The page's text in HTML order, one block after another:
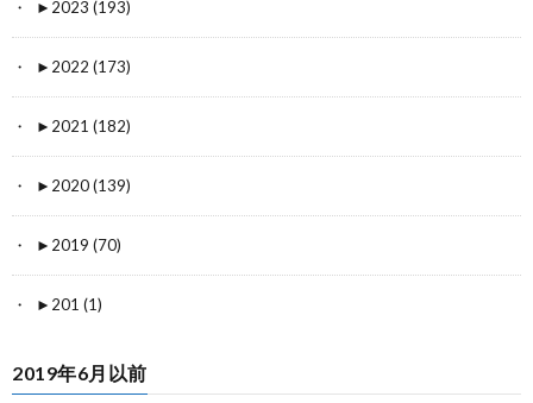
► 2023 (193)
► 2022 (173)
► 2021 (182)
► 2020 (139)
► 2019 (70)
► 201 (1)
2019年6月以前